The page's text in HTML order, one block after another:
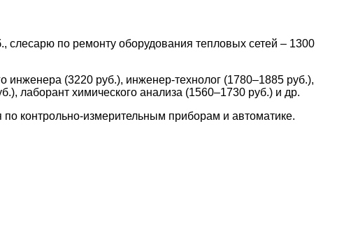
слесарю по ремонту оборудования тепловых сетей – 1300
инженера (3220 руб.), инженер-технолог (1780–1885 руб.),
лаборант химического анализа (1560–1730 руб.) и др.
контрольно-измерительным приборам и автоматике.